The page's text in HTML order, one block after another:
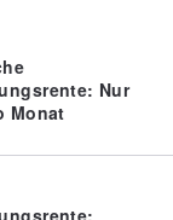
Nur
Monat